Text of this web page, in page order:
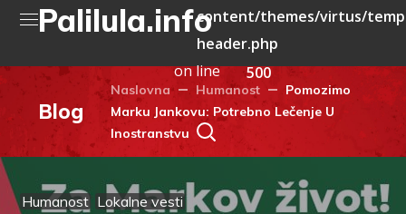
Palilula.infocontent/themes/virtus/
header.php
on line
500
Blog
Naslovna Humanost
Pomozimo
Marku Jankovu: Potrebno Lečenje U
Inostranstvu
Humanost Lokalne vesti